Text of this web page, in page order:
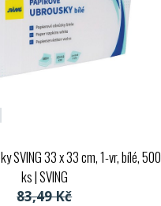
SVING 33 x 33 cm, 1-vr, bílé, 500
ks| SVING
83,49 Kč